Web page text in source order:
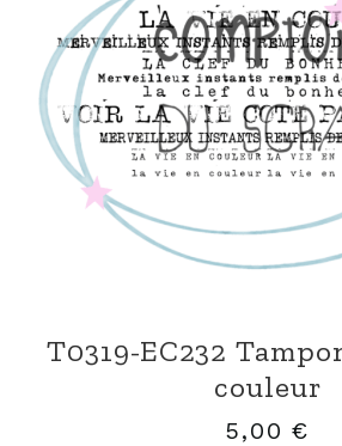
T0319-EC232
couleur
5,00 €